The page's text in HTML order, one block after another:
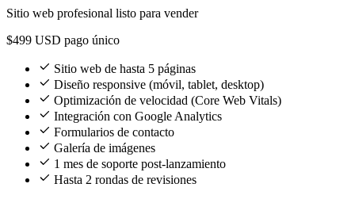
Sitio web profesional listo para vender
$499 USD pago único
Sitio web de hasta 5 páginas
Diseño responsive (móvil, tablet, desktop)
Optimización de velocidad (Core Web Vitals)
Integración con Google Analytics
Formularios de contacto
Galería de imágenes
1 mes de soporte post-lanzamiento
Hasta 2 rondas de revisiones